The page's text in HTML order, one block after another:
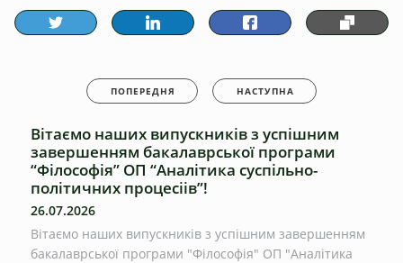
ПОПЕРЕДНЯ НАСТУПНА
Вітаємо наших випускників з успішним
завершенням бакалаврської програми
“Філософія” ОП “Аналітика суспільно-
політичних процесіів”!
26.07.2026
Вітаємо наших випускників з успішним завершенням
бакалаврської програми "Філософія" ОП "Аналітика